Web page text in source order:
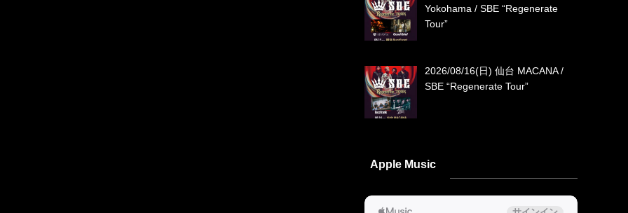
Yokohama / SBE “Regenerate
Tour”
2026/08/16(日) 仙台 MACANA /
SBE “Regenerate Tour”
Apple Music